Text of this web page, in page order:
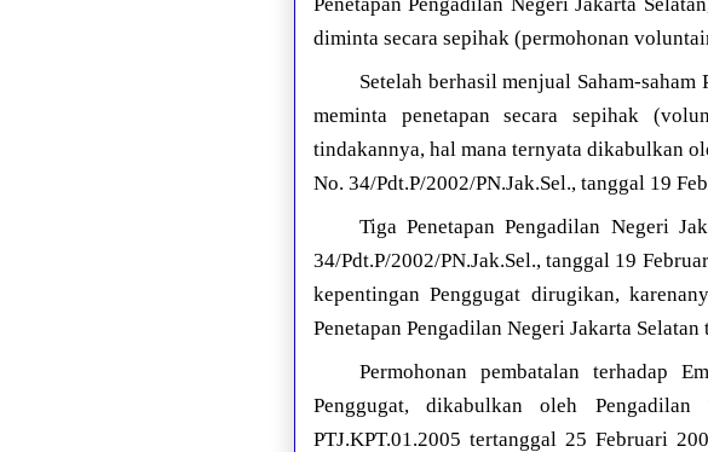
diminta secara sepihak (permohonan
Setelah berhasil menjual Saham-
meminta penetapan secara sepihak
tindakannya, hal mana ternyata dikabulkan
No. 34/Pdt.P/2002/PN.Jak.Sel., tanggal 19
Tiga Penetapan Pengadilan Negeri
34/Pdt.P/2002/PN.Jak.Sel., tanggal 19
kepentingan Penggugat dirugikan,
Penetapan Pengadilan Negeri Jakarta Selatan
Permohonan pembatalan terhadap
Penggugat, dikabulkan oleh
PTJ.KPT.01.2005 tertanggal 25 Februari